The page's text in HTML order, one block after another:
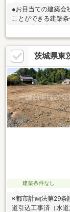
●お目当ての建築会
ことができる建築
いる住宅用地はこ
茨城県東
建築条件なし
※都市計画法第29条
道引込工事済（水